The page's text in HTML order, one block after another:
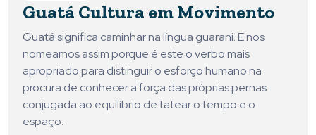
Guatá Cultura em Movimento
Guatá significa caminhar na língua guarani. E nos
nomeamos assim porque é este o verbo mais
apropriado para distinguir o esforço humano na
procura de conhecer a força das próprias pernas
conjugada ao equilíbrio de tatear o tempo e o
espaço.